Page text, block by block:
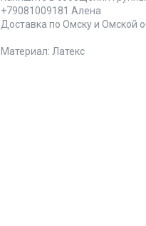
Доставка по Омску и Омской
Материал: Латекс